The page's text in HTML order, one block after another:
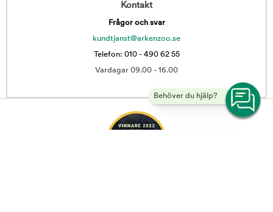
Behöver du hjälp?
Kontakt
Frågor och svar
kundtjanst@arkenzoo.se
Telefon: 010 - 490 62 55
Vardagar 09.00 - 16.00